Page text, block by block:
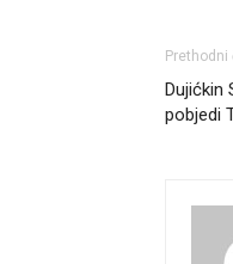
Prethodni
Dujićkin
pobjedi